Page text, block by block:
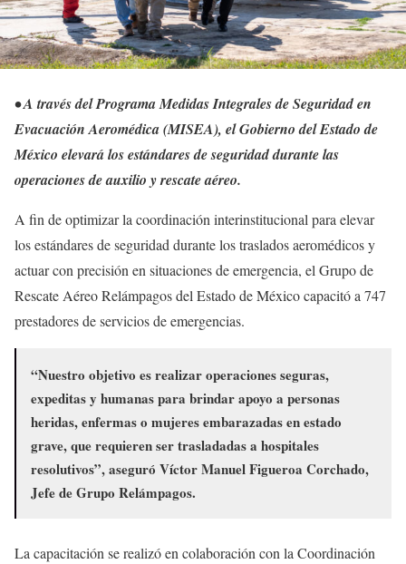
• A través del Programa Medidas Integrales de Seguridad en
Evacuación Aeromédica (MISEA), el Gobierno del Estado de
México elevará los estándares de seguridad durante las
operaciones de auxilio y rescate aéreo.
A fin de optimizar la coordinación interinstitucional para elevar
los estándares de seguridad durante los traslados aeromédicos y
actuar con precisión en situaciones de emergencia, el Grupo de
Rescate Aéreo Relámpagos del Estado de México capacitó a 747
prestadores de servicios de emergencias.
“Nuestro objetivo es realizar operaciones seguras,
expeditas y humanas para brindar apoyo a personas
heridas, enfermas o mujeres embarazadas en estado
grave, que requieren ser trasladadas a hospitales
resolutivos”, aseguró Víctor Manuel Figueroa Corchado,
Jefe de Grupo Relámpagos.
La capacitación se realizó en colaboración con la Coordinación